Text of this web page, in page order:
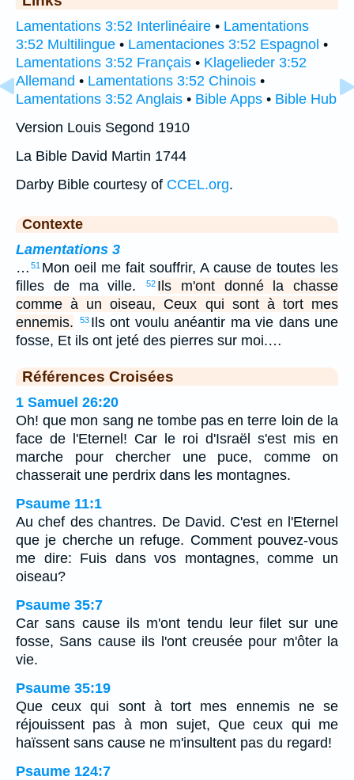
Lamentations 3:52 Interlinéaire • Lamentations
3:52 Multilingue • Lamentaciones 3:52 Espagnol •
Lamentations 3:52 Français • Klagelieder 3:52
Allemand • Lamentations 3:52 Chinois •
Lamentations 3:52 Anglais • Bible Apps • Bible Hub
Version Louis Segond 1910
La Bible David Martin 1744
Darby Bible courtesy of CCEL.org.
Contexte
Lamentations 3
… 51 Mon oeil me fait souffrir, A cause de toutes les
filles de ma ville.
52 Ils m'ont donné la chasse
comme à un oiseau, Ceux qui sont à tort mes
ennemis.
53 Ils ont voulu anéantir ma vie dans une
fosse, Et ils ont jeté des pierres sur moi.…
Références Croisées
1 Samuel 26:20
Oh! que mon sang ne tombe pas en terre loin de la
face de l'Eternel! Car le roi d'Israël s'est mis en
marche pour chercher une puce, comme on
chasserait une perdrix dans les montagnes.
Psaume 11:1
Au chef des chantres. De David. C'est en l'Eternel
que je cherche un refuge. Comment pouvez-vous
me dire: Fuis dans vos montagnes, comme un
oiseau?
Psaume 35:7
Car sans cause ils m'ont tendu leur filet sur une
fosse, Sans cause ils l'ont creusée pour m'ôter la
vie.
Psaume 35:19
Que ceux qui sont à tort mes ennemis ne se
réjouissent pas à mon sujet, Que ceux qui me
haïssent sans cause ne m'insultent pas du regard!
Psaume 124:7